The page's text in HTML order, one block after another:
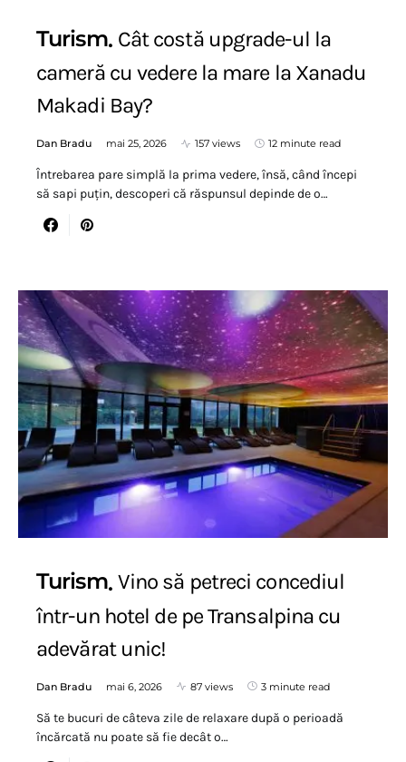
Turism Cât costă upgrade-ul la
cameră cu vedere la mare la Xanadu
Makadi Bay?
Dan Bradu mai 25, 2026 157 views 12 minute read
Întrebarea pare simplă la prima vedere, însă, când începi
să sapi puțin, descoperi că răspunsul depinde de o…
Turism Vino să petreci concediul
într-un hotel de pe Transalpina cu
adevărat unic!
Dan Bradu mai 6, 2026 87 views 3 minute read
Să te bucuri de câteva zile de relaxare după o perioadă
încărcată nu poate să fie decât o…